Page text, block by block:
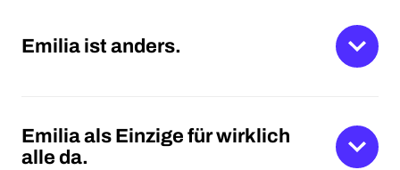
Emilia ist anders.
Emilia als Einzige für wirklich
alle da.